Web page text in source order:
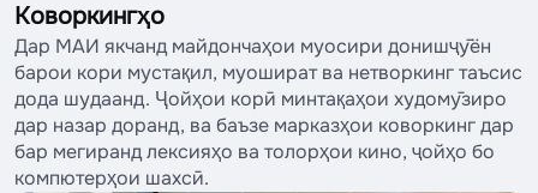
Коворкингҳо
Дар МАИ якчанд майдончаҳои муосири донишҷӯён
барои кори мустақил, муошират ва нетворкинг таъсис
дода шудаанд. Ҷойҳои корӣ минтақаҳои худомӯзиро
дар назар доранд, ва баъзе марказҳои коворкинг дар
бар мегиранд лексияҳо ва толорҳои кино, ҷойҳо бо
компютерҳои шахсӣ.